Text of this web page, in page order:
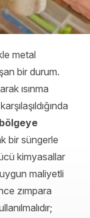
metal
bir durum.
ısınma
bir süngerle
kimyasallar
maliyetli
zımpara